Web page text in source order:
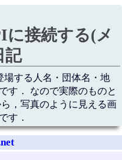
に接続する(メ
記
場する人名・団体名・地
す． なので実際のものと
，写真のように見える画
す．